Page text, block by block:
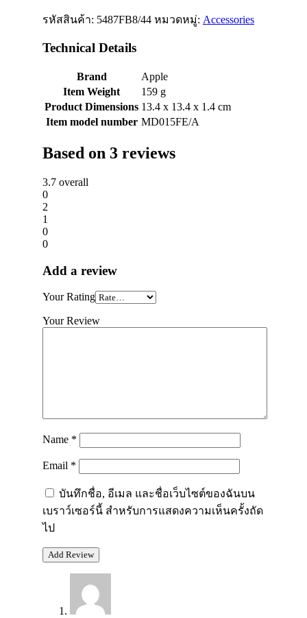
รหัสสินค้า: 5487FB8/44 หมวดหมู่: Accessories
Technical Details
Brand
Apple
Item Weight
159 g
Product Dimensions 13.4 x 13.4 x 1.4 cm
Item model number MD015FE/A
Based on 3 reviews
3.7 overall
0
2
1
0
0
Add a review
Your Rating
Your Review
Name *
Email *
บันทึกชื่อ, อีเมล และชื่อเว็บไซต์ของฉันบน
เบราว์เซอร์นี้ สำหรับการแสดงความเห็นครั้งถัด
ไป